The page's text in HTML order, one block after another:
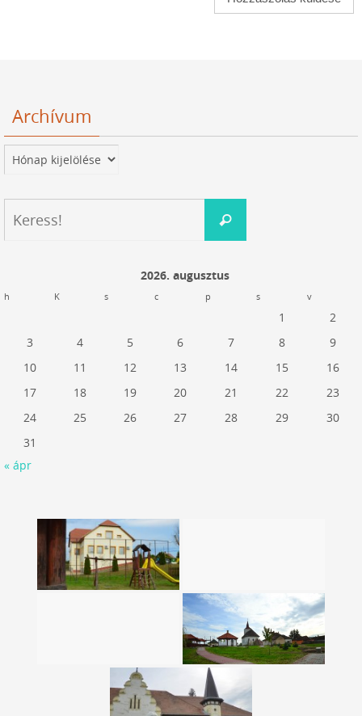
Archívum
Archívum
Keress!
2026. augusztus
h K s c p s v
1
2
3
4 5 6 7 8
9
10
11 12 13 14 15
16
17
18 19 20 21 22
23
24
25 26 27 28 29
30
31
« ápr